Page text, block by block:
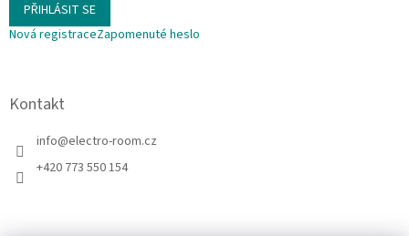
PŘIHLÁSIT SE
Nová registraceZapomenuté heslo
Kontakt
info@electro-room.cz
+420 773 550 154